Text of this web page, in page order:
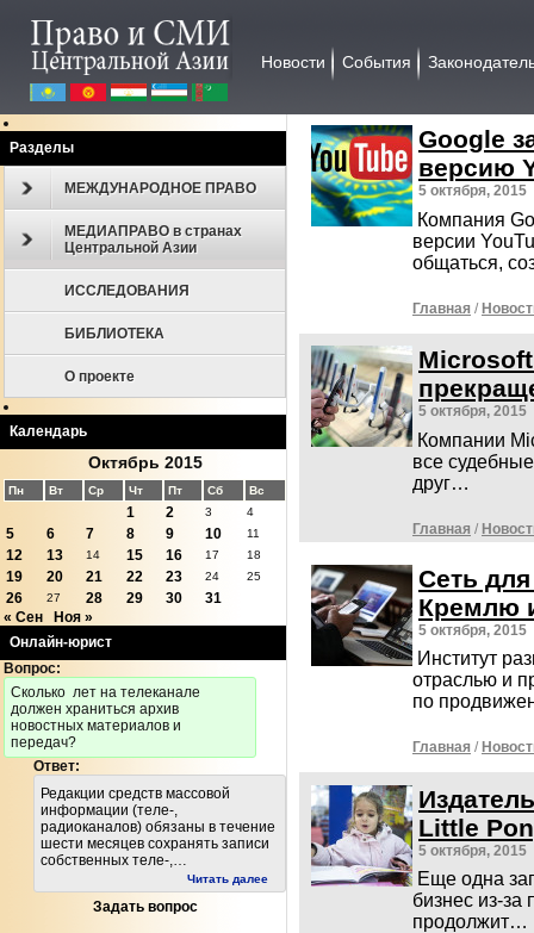
Новости События
Разделы
МЕЖДУНАРОДНОЕ ПРАВО
МЕДИАПРАВО в странах
Центральной Азии
ИССЛЕДОВАНИЯ
БИБЛИОТЕКА
О проекте
Календарь
Октябрь 2015
Пн Вт Ср Чт Пт Сб Вс
1 2 3 4
5 6 7 8 9 10 11
12 13 14 15 16 17 18
19 20 21 22 23 24 25
26 27 28 29 30
31
« Сен
Ноя »
Онлайн-юрист
Вопрос:
Cколько лет на телеканале
должен храниться архив
новостных материалов и
передач?
Ответ:
Редакции средств массовой
информации (теле-,
радиоканалов) обязаны в течение
шести месяцев сохранять записи
собственных теле-,…
Читать далее
Задать вопрос
Google
версию
5 октября, 2015
Компания
версии
общаться,
Главная /
5 октября, 2015
Компании
все
друг…
Главная /
Сеть
Кремлю
5 октября, 2015
Институт
отраслью и
по
Главная /
Little
5 октября, 2015
Еще одна
бизнес из-
продолжит…